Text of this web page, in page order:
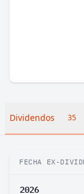
Dividendos 35
FECHA EX-
2026